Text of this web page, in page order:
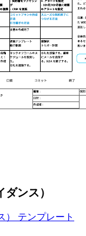
ンス）
） テンプレート